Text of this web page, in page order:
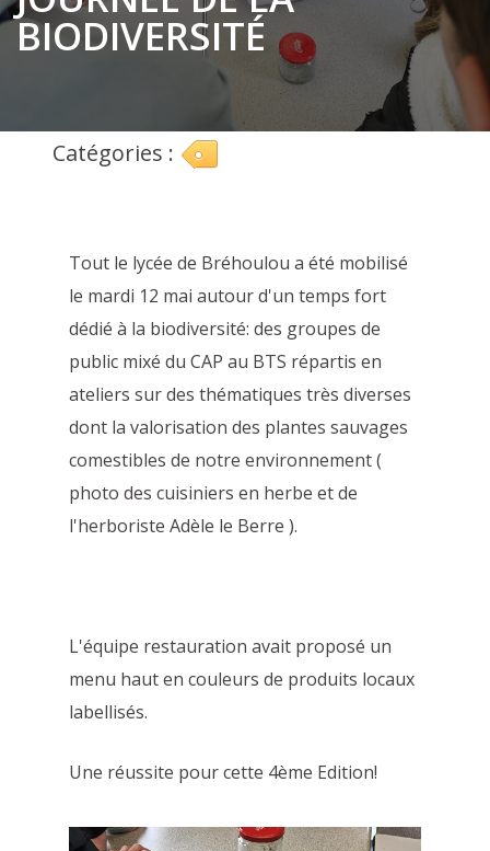
BIODIVERSITÉ
Catégories :
Tout le lycée de Bréhoulou a été mobilisé
le mardi 12 mai autour d'un temps fort
dédié à la biodiversité: des groupes de
public mixé du CAP au BTS répartis en
ateliers sur des thématiques très diverses
dont la valorisation des plantes sauvages
comestibles de notre environnement (
photo des cuisiniers en herbe et de
l'herboriste Adèle le Berre ).
L'équipe restauration avait proposé un
menu haut en couleurs de produits locaux
labellisés.
Une réussite pour cette 4ème Edition!